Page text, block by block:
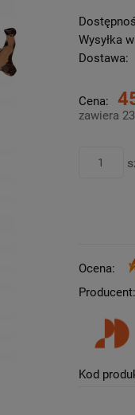
Wysyłka
Dostawa:
Cena:
zawiera
Ocena:
Producent:
Kod